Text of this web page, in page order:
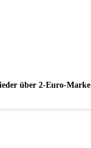
über 2-Euro-Marke